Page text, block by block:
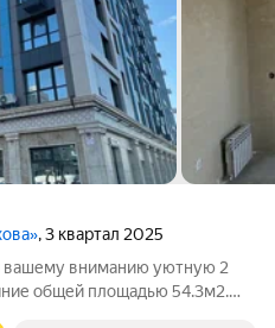
, 3 квартал 2025
вашему вниманию уютную 2
общей площадью 54.3м2.